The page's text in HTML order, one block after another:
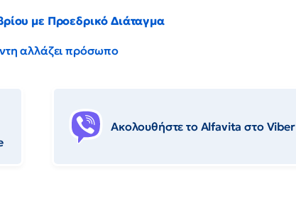
με Προεδρικό Διάταγμα
αλλάζει πρόσωπο
Ακολουθήστε το Αlfavita στο Viber